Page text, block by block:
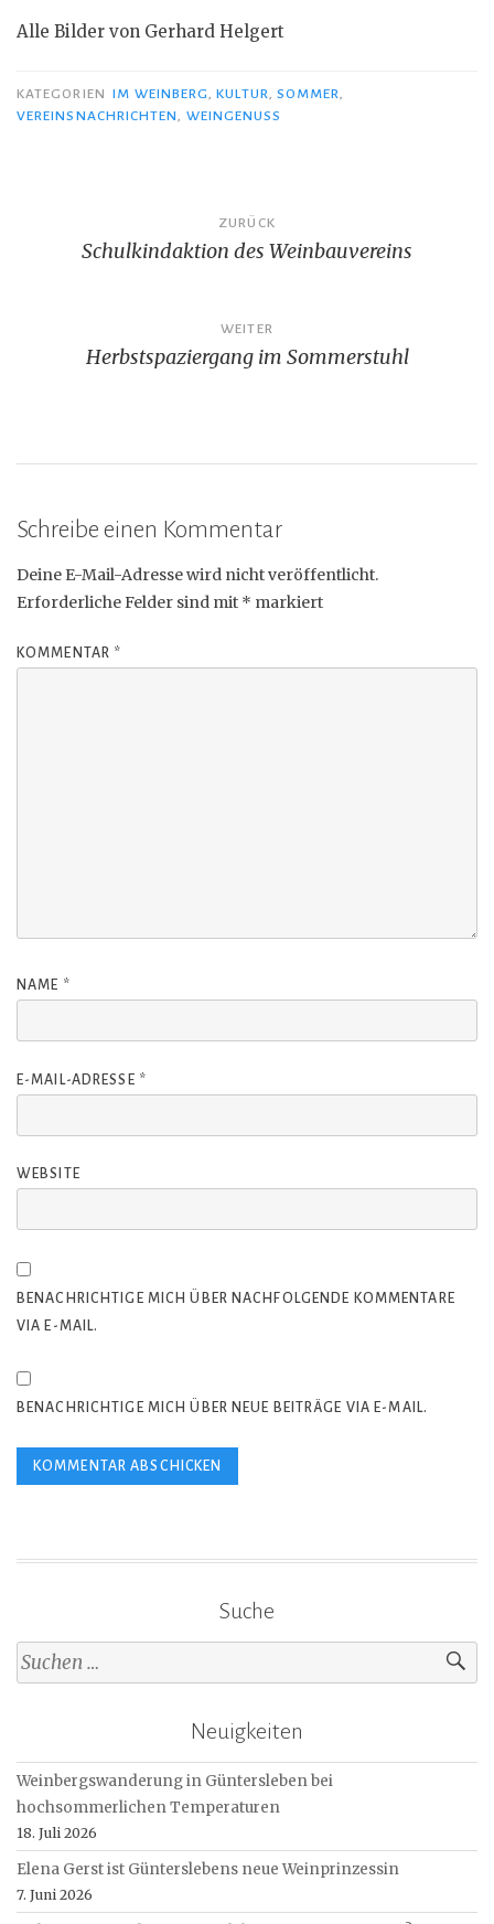
Alle Bilder von Gerhard Helgert
KATEGORIEN IM WEINBERG,KULTUR, SOMMER,
VEREINSNACHRICHTEN, WEINGENUSS
Beitragsnavigation
ZURÜCK
Schulkindaktion des Weinbauvereins
WEITER
Herbstspaziergang im Sommerstuhl
Schreibe einen Kommentar
Deine E-Mail-Adresse wird nicht veröffentlicht.
Erforderliche Felder sind mit * markiert
KOMMENTAR *
NAME *
E-MAIL-ADRESSE *
WEBSITE
BENACHRICHTIGE MICH ÜBER NACHFOLGENDE KOMMENTARE
VIA E-MAIL.
BENACHRICHTIGE MICH ÜBER NEUE BEITRÄGE VIA E-MAIL.
Suche
Suche
nach:
Neuigkeiten
Weinbergswanderung in Güntersleben bei
hochsommerlichen Temperaturen
18. Juli 2026
Elena Gerst ist Günterslebens neue Weinprinzessin
7. Juni 2026